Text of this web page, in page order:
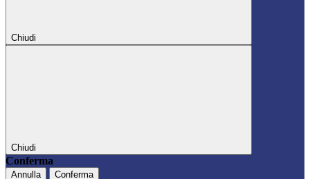
Chiudi
Chiudi
Conferma
Annulla Conferma